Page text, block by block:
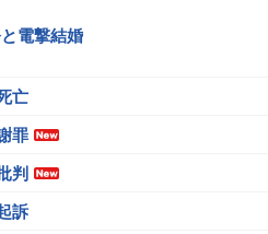
電撃結婚
亡
罪
判
訴